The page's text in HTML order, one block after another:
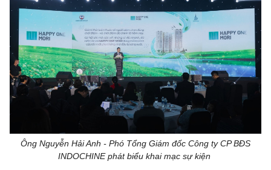
Ông Nguyễn Hải Anh - Phó Tổng Giám đốc Công ty CP BĐS
INDOCHINE phát biểu khai mạc sự kiện